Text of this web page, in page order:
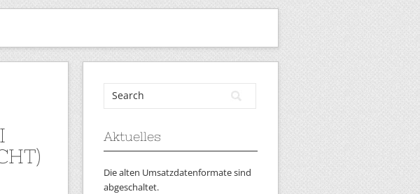
Aktuelles
Die alten Umsatzdatenformate sind
abgeschaltet.